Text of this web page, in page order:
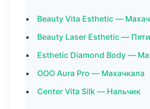
Beauty Vita Esthetic —
Beauty Laser Esthetic —
Esthetic Diamond Body —
ООО Aura Pro — Махачкала
Center Vita Silk — Нальчик